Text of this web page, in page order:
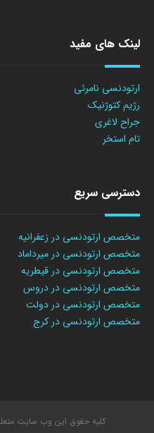
لینک های مفید
ارتودنسی نامرئی
رژیم کتوژنیک
جراح لاغری
تام استخر
دسترسی سریع
متخصص ارتودنسی در زعفرانیه
متخصص ارتودنسی در میرداماد
متخصص ارتودنسی در قیطریه
متخصص ارتودنسی در دروس
متخصص ارتودنسی در دولت
متخصص ارتودنسی در کرج
کلیه حقوق این وب سایت